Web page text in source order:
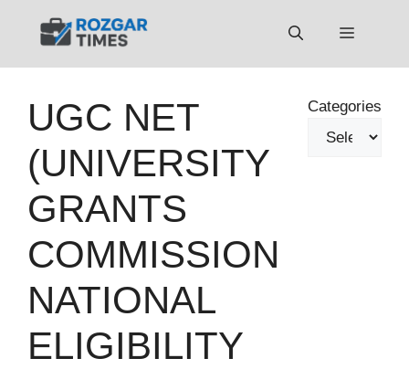
Menu
UGC NET
(UNIVERSITY
GRANTS
COMMISSION
NATIONAL
ELIGIBILITY
Categories